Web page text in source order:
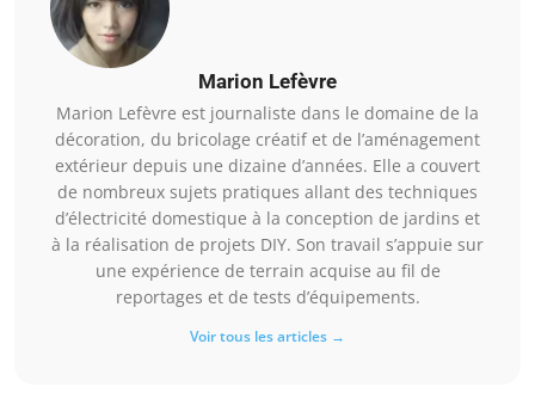
Marion Lefèvre
Marion Lefèvre est journaliste dans le domaine de la
décoration, du bricolage créatif et de l’aménagement
extérieur depuis une dizaine d’années. Elle a couvert
de nombreux sujets pratiques allant des techniques
d’électricité domestique à la conception de jardins et
à la réalisation de projets DIY. Son travail s’appuie sur
une expérience de terrain acquise au fil de
reportages et de tests d’équipements.
Voir tous les articles →